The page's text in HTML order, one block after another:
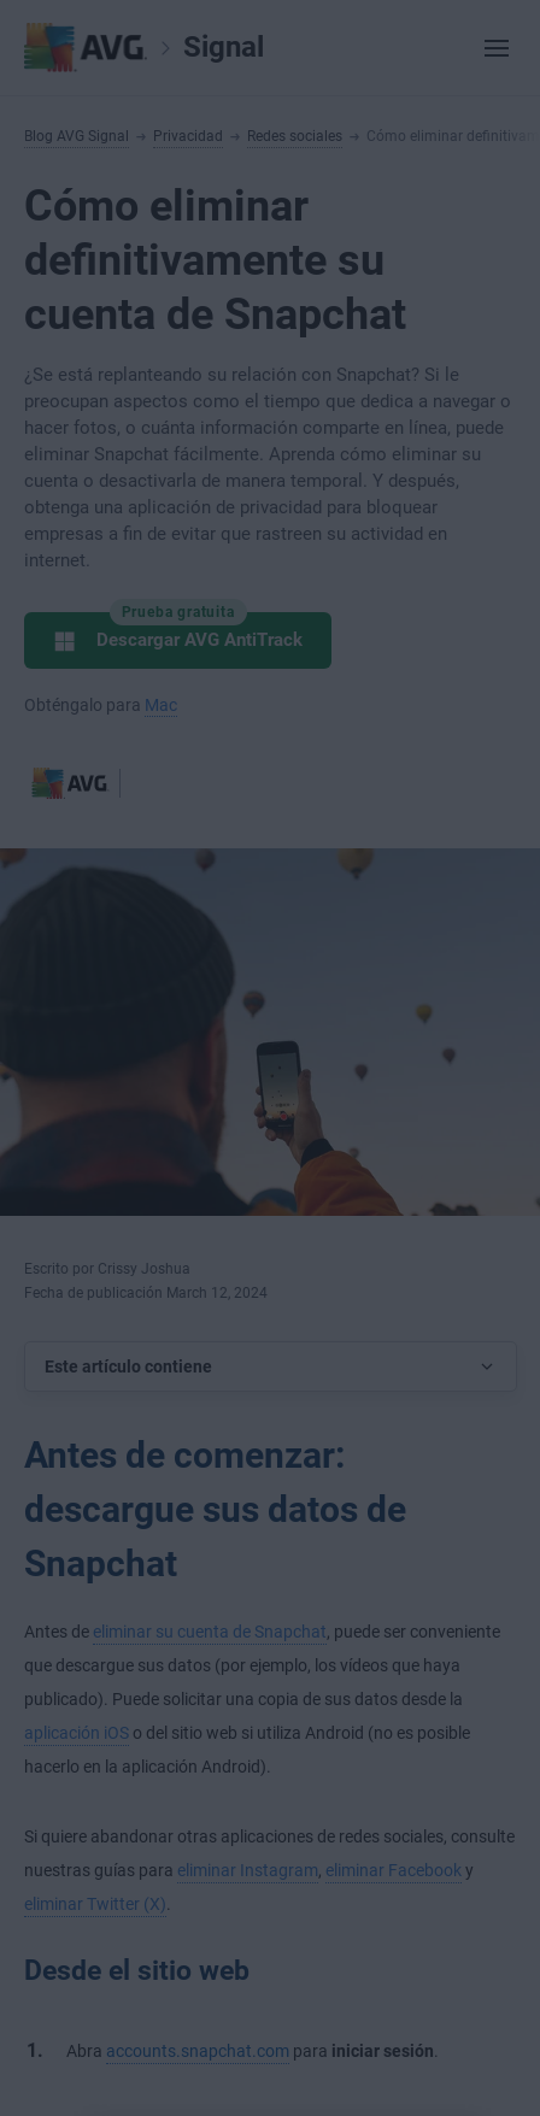
Signal
Blog AVG Signal Privacidad Redes sociales Cómo eliminar
Cómo eliminar
definitivamente su
cuenta de Snapchat
¿Se está replanteando su relación con Snapchat? Si le
preocupan aspectos como el tiempo que dedica a navegar o
hacer fotos, o cuánta información comparte en línea, puede
eliminar Snapchat fácilmente. Aprenda cómo eliminar su
cuenta o desactivarla de manera temporal. Y después,
obtenga una aplicación de privacidad para bloquear
empresas a fin de evitar que rastreen su actividad en
internet.
Prueba gratuita
Descargar AVG AntiTrack
Obténgalo para Mac
Escrito por Crissy Joshua
Fecha de publicación March 12, 2024
Este artículo contiene
Antes de comenzar:
descargue sus datos de
Snapchat
Antes de eliminar su cuenta de Snapchat, puede ser conveniente
que descargue sus datos (por ejemplo, los vídeos que haya
publicado). Puede solicitar una copia de sus datos desde la
aplicación iOS o del sitio web si utiliza Android (no es posible
hacerlo en la aplicación Android).
Si quiere abandonar otras aplicaciones de redes sociales, consulte
nuestras guías para eliminar Instagram, eliminar Facebooky
eliminar Twitter (X).
Desde el sitio web
Abra accounts.snapchat.com para iniciar sesión.